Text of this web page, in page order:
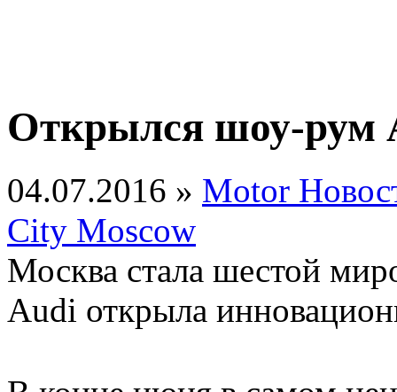
Открылся шоу-рум
04.07.2016 » Motor
City Moscow
Москва стала шестой
Audi открыла